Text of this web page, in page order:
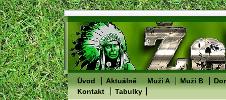
Úvod Aktuálně Muži A Muži B
Kontakt
Tabulky